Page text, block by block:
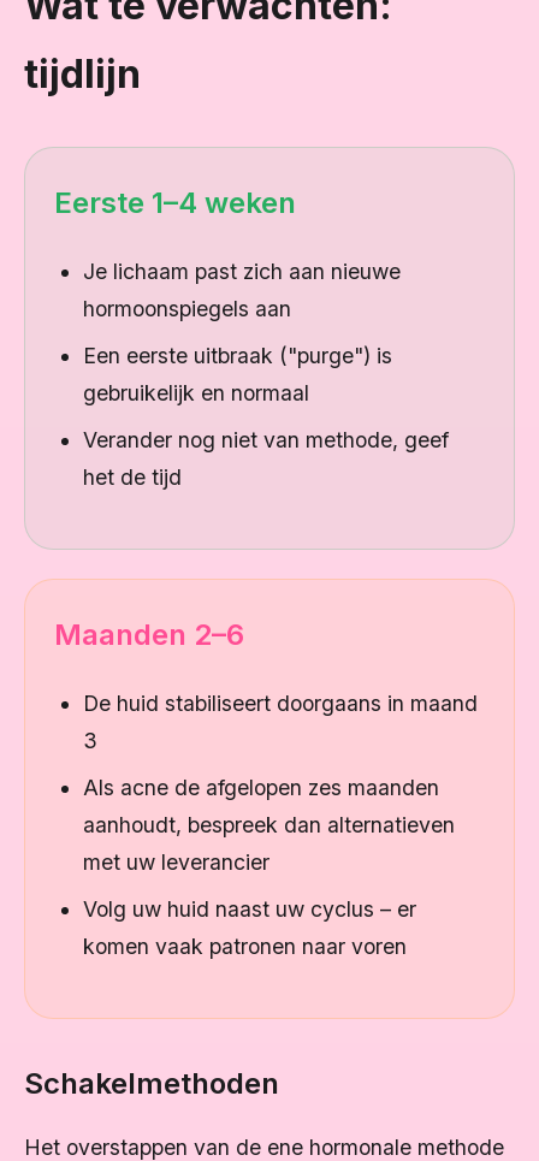
tijdlijn
Eerste 1–4 weken
Je lichaam past zich aan nieuwe
hormoonspiegels aan
Een eerste uitbraak ("purge") is
gebruikelijk en normaal
Verander nog niet van methode, geef
het de tijd
Maanden 2–6
De huid stabiliseert doorgaans in maand
3
Als acne de afgelopen zes maanden
aanhoudt, bespreek dan alternatieven
met uw leverancier
Volg uw huid naast uw cyclus – er
komen vaak patronen naar voren
Schakelmethoden
Het overstappen van de ene hormonale methode